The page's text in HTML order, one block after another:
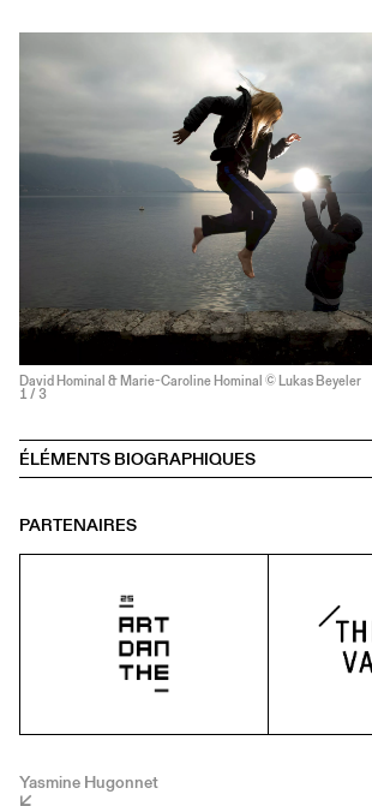
David Hominal & Marie-Caroline Hominal © Lukas Beyeler
1 / 3
ÉLÉMENTS BIOGRAPHIQUES
PARTENAIRES
Yasmine Hugonnet